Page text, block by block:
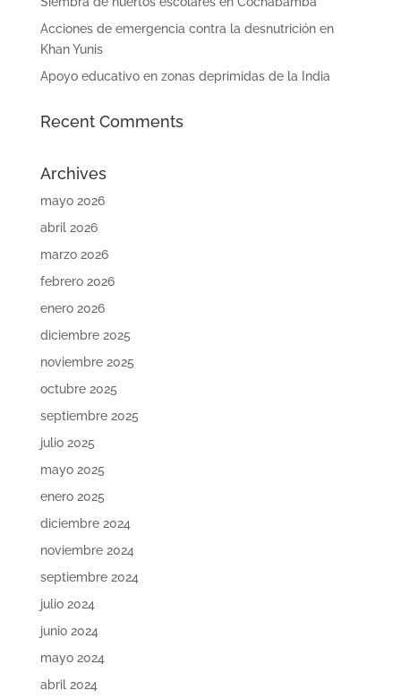
Acciones de emergencia contra la desnutrición en
Khan Yunis
Apoyo educativo en zonas deprimidas de la India
Recent Comments
Archives
mayo 2026
abril 2026
marzo 2026
febrero 2026
enero 2026
diciembre 2025
noviembre 2025
octubre 2025
septiembre 2025
julio 2025
mayo 2025
enero 2025
diciembre 2024
noviembre 2024
septiembre 2024
julio 2024
junio 2024
mayo 2024
abril 2024